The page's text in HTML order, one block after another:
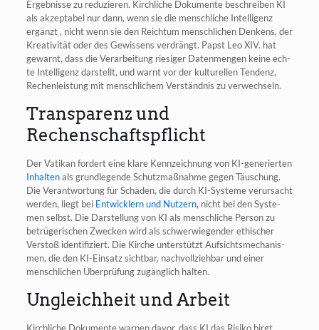
Ergeb­nis­se zu redu­zie­ren. Kirch­li­che Doku­men­te beschrei­ben KI
als akzep­ta­bel nur dann, wenn sie die mensch­li­che Intel­li­genz
ergänzt , nicht wenn sie den Reich­tum mensch­li­chen Den­kens, der
Krea­ti­vi­tät oder des Gewis­sens ver­drängt. Papst Leo XIV. hat
gewarnt, dass die Ver­ar­bei­tung rie­si­ger Daten­men­gen kei­ne ech­
te Intel­li­genz dar­stellt, und warnt vor der kul­tu­rel­len Ten­denz,
Rechen­leis­tung mit mensch­li­chem Ver­ständ­nis zu verwechseln.
Transparenz und
Rechenschaftspflicht
Der Vati­kan for­dert eine kla­re Kenn­zeich­nung von KI-gene­rier­ten
Inhal­tenals grund­le­gen­de Schutz­maß­nah­me gegen Täu­schung.
Die Ver­ant­wor­tung für Schä­den, die durch KI-Sys­te­me ver­ur­sacht
wer­den, liegt bei Ent­wick­lern und Nut­zern, nicht bei den Sys­te­
men selbst. Die Dar­stel­lung von KI als mensch­li­che Per­son zu
betrü­ge­ri­schen Zwe­cken wird als schwer­wie­gen­der ethi­scher
Ver­stoß iden­ti­fi­ziert. Die Kir­che unter­stützt Auf­sichts­me­cha­nis­
men, die den KI-Ein­satz sicht­bar, nach­voll­zieh­bar und einer
mensch­li­chen Über­prü­fung zugäng­lich halten.
Ungleichheit und Arbeit